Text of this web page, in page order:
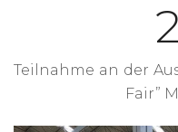
Teilnahme an der
Fair”